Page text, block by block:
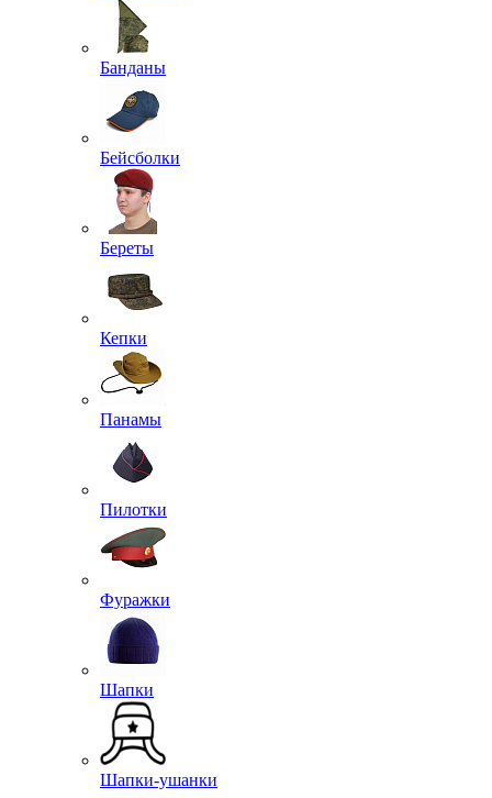
Банданы
Бейсболки
Береты
Кепки
Панамы
Пилотки
Фуражки
Шапки
Шапки-ушанки